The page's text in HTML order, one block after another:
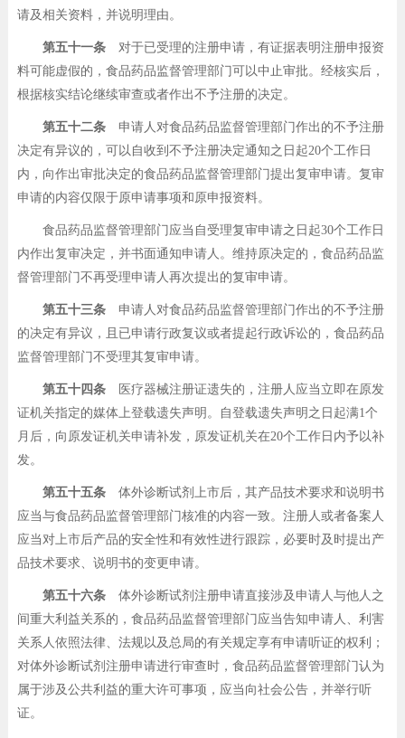
请及相关资料，并说明理由。
第五十一条对于已受理的注册申请，有证据表明注册申报资
料可能虚假的，食品药品监督管理部门可以中止审批。经核实后，
根据核实结论继续审查或者作出不予注册的决定。
第五十二条申请人对食品药品监督管理部门作出的不予注册
决定有异议的，可以自收到不予注册决定通知之日起20个工作日
内，向作出审批决定的食品药品监督管理部门提出复审申请。复审
申请的内容仅限于原申请事项和原申报资料。
食品药品监督管理部门应当自受理复审申请之日起30个工作日
内作出复审决定，并书面通知申请人。维持原决定的，食品药品监
督管理部门不再受理申请人再次提出的复审申请。
第五十三条申请人对食品药品监督管理部门作出的不予注册
的决定有异议，且已申请行政复议或者提起行政诉讼的，食品药品
监督管理部门不受理其复审申请。
第五十四条医疗器械注册证遗失的，注册人应当立即在原发
证机关指定的媒体上登载遗失声明。自登载遗失声明之日起满1个
月后，向原发证机关申请补发，原发证机关在20个工作日内予以补
发。
第五十五条体外诊断试剂上市后，其产品技术要求和说明书
应当与食品药品监督管理部门核准的内容一致。注册人或者备案人
应当对上市后产品的安全性和有效性进行跟踪，必要时及时提出产
品技术要求、说明书的变更申请。
第五十六条体外诊断试剂注册申请直接涉及申请人与他人之
间重大利益关系的，食品药品监督管理部门应当告知申请人、利害
关系人依照法律、法规以及总局的有关规定享有申请听证的权利；
对体外诊断试剂注册申请进行审查时，食品药品监督管理部门认为
属于涉及公共利益的重大许可事项，应当向社会公告，并举行听
证。